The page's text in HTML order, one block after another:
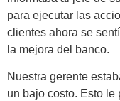
para ejecutar las
clientes ahora se
la mejora del banco.
Nuestra gerente
un bajo costo. Esto le